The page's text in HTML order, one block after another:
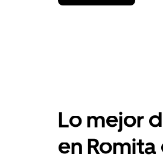
flecha
una
fecha.
Presiona
la
Lo mejor
en